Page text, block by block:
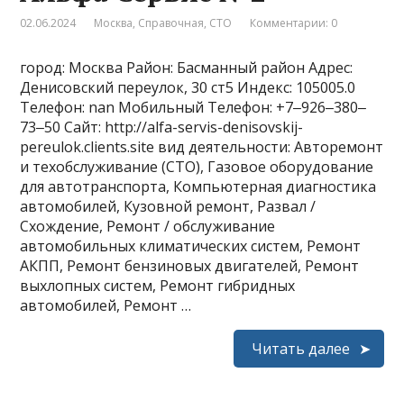
02.06.2024 Москва, Справочная, СТО Комментарии: 0
город: Москва Район: Басманный район Адрес:
Денисовский переулок, 30 ст5 Индекс: 105005.0
Телефон: nan Мобильный Телефон: +7‒926‒380‒
73‒50 Сайт: http://alfa-servis-denisovskij-
pereulok.clients.site вид деятельности: Авторемонт
и техобслуживание (СТО), Газовое оборудование
для автотранспорта, Компьютерная диагностика
автомобилей, Кузовной ремонт, Развал /
Схождение, Ремонт / обслуживание
автомобильных климатических систем, Ремонт
АКПП, Ремонт бензиновых двигателей, Ремонт
выхлопных систем, Ремонт гибридных
автомобилей, Ремонт …
Читать далее